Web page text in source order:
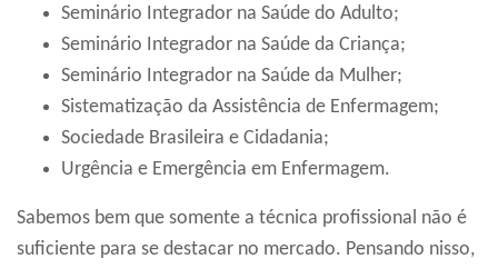
Seminário Integrador na Saúde do Adulto;
Seminário Integrador na Saúde da Criança;
Seminário Integrador na Saúde da Mulher;
Sistematização da Assistência de Enfermagem;
Sociedade Brasileira e Cidadania;
Urgência e Emergência em Enfermagem.
Sabemos bem que somente a técnica profissional não é
suficiente para se destacar no mercado. Pensando nisso,